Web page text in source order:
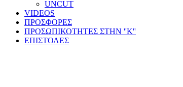
UNCUT
VIDEOS
ΠΡΟΣΦΟΡΕΣ
ΠΡΟΣΩΠΙΚΟΤΗΤΕΣ ΣΤΗΝ ''Κ''
ΕΠΙΣΤΟΛΕΣ